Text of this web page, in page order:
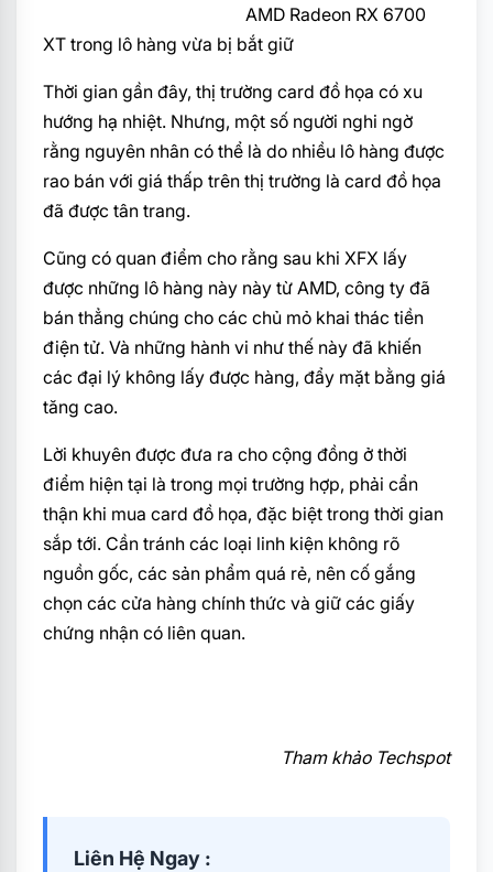
AMD Radeon RX 6700
XT trong lô hàng vừa bị bắt giữ
Thời gian gần đây, thị trường card đồ họa có xu
hướng hạ nhiệt. Nhưng, một số người nghi ngờ
rằng nguyên nhân có thể là do nhiều lô hàng được
rao bán với giá thấp trên thị trường là card đồ họa
đã được tân trang.
Cũng có quan điểm cho rằng sau khi XFX lấy
được những lô hàng này này từ AMD, công ty đã
bán thẳng chúng cho các chủ mỏ khai thác tiền
điện tử. Và những hành vi như thế này đã khiến
các đại lý không lấy được hàng, đẩy mặt bằng giá
tăng cao.
Lời khuyên được đưa ra cho cộng đồng ở thời
điểm hiện tại là trong mọi trường hợp, phải cẩn
thận khi mua card đồ họa, đặc biệt trong thời gian
sắp tới. Cần tránh các loại linh kiện không rõ
nguồn gốc, các sản phẩm quá rẻ, nên cố gắng
chọn các cửa hàng chính thức và giữ các giấy
chứng nhận có liên quan.
Tham khảo Techspot
Liên Hệ Ngay :